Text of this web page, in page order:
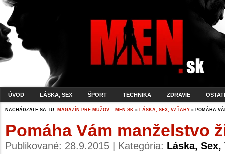
ÚVOD LÁSKA, SEX ŠPORT TECHNIKA ZDRAVIE
NACHÁDZATE SA TU: MAGAZÍN PRE MUŽOV – MEN.SK » LÁSKA, SEX, VZŤAHY » POMÁHA
Pomáha Vám manželstvo
Publikované: 28.9.2015 | Kategória: Láska,